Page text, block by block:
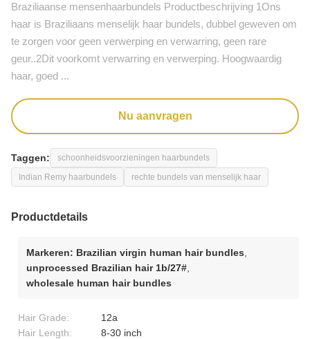
Braziliaanse mensenhaarbundels Productbeschrijving 1Ons
haar is Braziliaans menselijk haar bundels, dubbel geweven om
te zorgen voor geen verwerping en verwarring, geen rare
geur..2Dit voorkomt verwarring en verwerping. Hoogwaardig
haar, goed ...
Nu aanvragen
Taggen:
schoonheidsvoorzieningen haarbundels
Indian Remy haarbundels
rechte bundels van menselijk haar
Productdetails
Markeren: Brazilian virgin human hair bundles
unprocessed Brazilian hair 1b/27#
wholesale human hair bundles
Hair Grade:
12a
Hair Length:
8-30 inch